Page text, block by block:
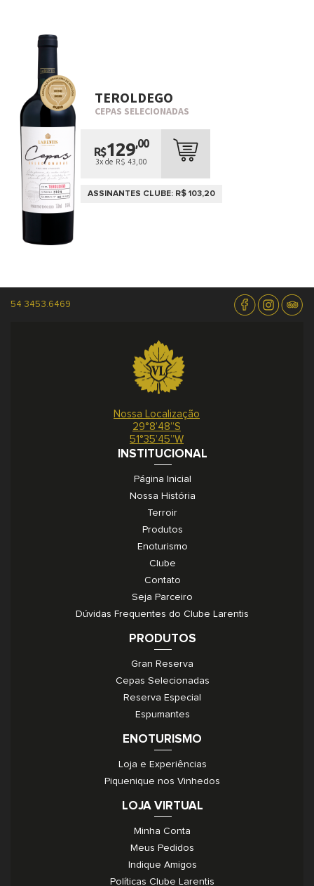
TEROLDEGO
CEPAS SELECIONADAS
R$129,00
3x de R$ 43,00
ASSINANTES CLUBE: R$ 103,20
54 3453.6469
INSTITUCIONAL
Página Inicial
Nossa História
Terroir
Produtos
Enoturismo
Clube
Contato
Seja Parceiro
Dúvidas Frequentes do Clube Larentis
PRODUTOS
Gran Reserva
Cepas Selecionadas
Reserva Especial
Espumantes
ENOTURISMO
Loja e Experiências
Piquenique nos Vinhedos
Nossa Localização
29°8’48”S
51°35’45”W
LOJA VIRTUAL
Minha Conta
Meus Pedidos
Indique Amigos
Políticas Clube Larentis